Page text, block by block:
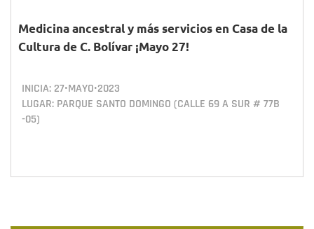
Medicina ancestral y más servicios en Casa de la
Cultura de C. Bolívar ¡Mayo 27!
INICIA: 27•MAYO•2023
LUGAR: PARQUE SANTO DOMINGO (CALLE 69 A SUR # 77B
-05)